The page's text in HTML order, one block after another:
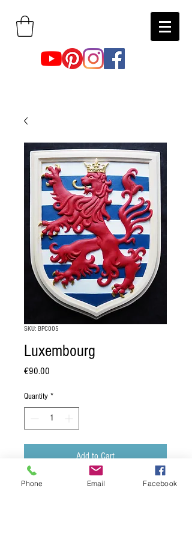
SKU: BPC005
Luxembourg
€90.00
Quantity *
Add to Cart
Blason du Luxembourg:
Phone Email Facebook